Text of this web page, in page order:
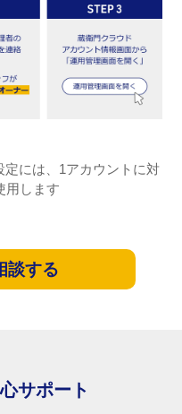
には、1アカウントに対
用します
談する
サポート